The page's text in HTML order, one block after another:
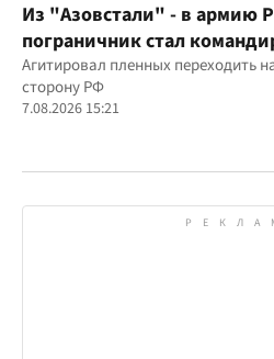
Из "Азовстали" - в армию
пограничник стал
расчета оккупантов
Агитировал пленных переходить
сторону РФ
7.08.2026 15:21